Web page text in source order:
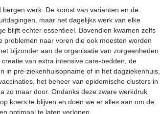
bergen werk. De komst van varianten en de
maar het dagelijks werk van elke
blijft echter essentieel. Bovendien kwamen zelfs
problemen naar voren die ook moesten worden
bijzonder aan de organisatie van zorgeenheden
van extra intensive care-bedden, de
in pre-ziekenhuisopname of in het dagziekenhuis,
het beheer van epidemische clusters in
zo maar door. Ondanks deze zware werkdruk
koers te blijven en doen we er alles aan om de
optimaal te laten verlopen.